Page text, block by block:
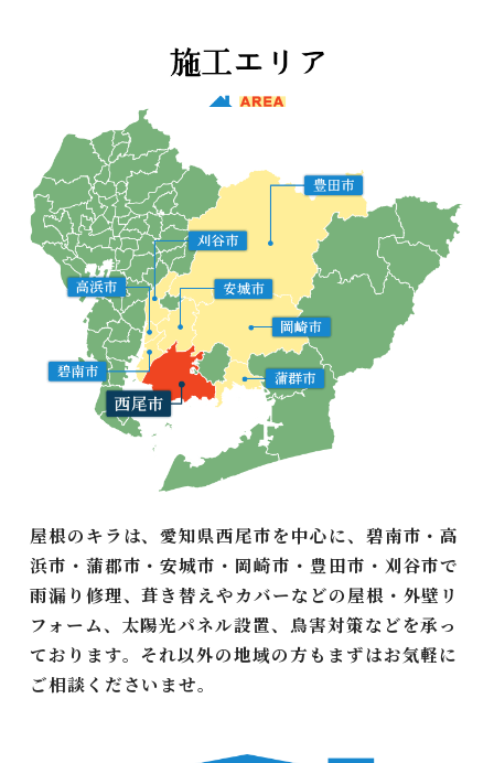
屋根のキラは、愛知県西尾市を中心に、碧南市・高
浜市・蒲郡市・安城市・岡崎市・豊田市・刈谷市で
雨漏り修理、葺き替えやカバーなどの屋根・外壁リ
フォーム、太陽光パネル設置、鳥害対策などを承っ
ております。それ以外の地域の方もまずはお気軽に
ご相談くださいませ。